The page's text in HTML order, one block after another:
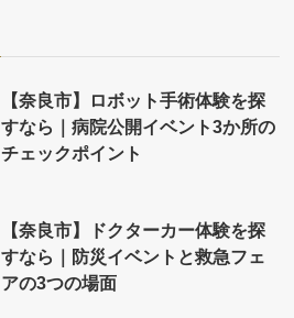
【奈良市】ロボット手術体験を探
すなら｜病院公開イベント3か所の
チェックポイント
【奈良市】ドクターカー体験を探
すなら｜防災イベントと救急フェ
アの3つの場面